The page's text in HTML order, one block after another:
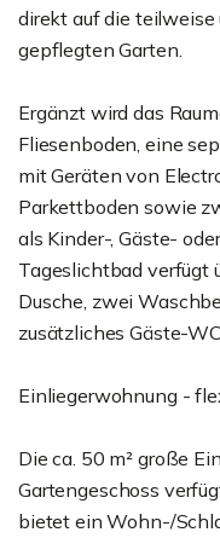
direkt auf die teilweise
gepflegten Garten.
Ergänzt wird das
Fliesenboden, eine
mit Geräten von
Parkettboden sowie
als Kinder-, Gäste-
Tageslichtbad verfügt
Dusche, zwei
zusätzliches Gäste-
Einliegerwohnung -
Die ca. 50 m² große
Gartengeschoss
bietet ein Wohn-/